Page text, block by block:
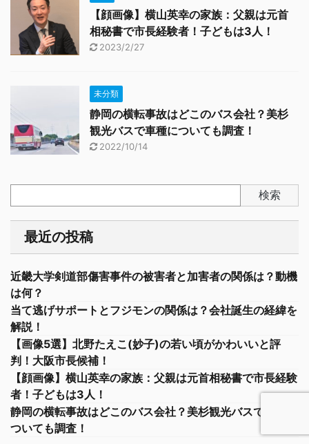
【顔画像】横山英幸の家族：父親は元首
相秘書で市長経験者！子どもは3人！
2023/2/27
未分類
静岡の横転事故はどこのバス会社？美杉
観光バスで車種についても調査！
2022/10/14
検索
最近の投稿
近畿大学剣道部傷害事件の被害者と加害者の関係は？動機
は何？
当て逃げサポートとフジモンの関係は？会社誕生の経緯を
解説！
【画像5選】北野たえこ(妙子)の若い頃がかわいいと評
判！大阪市長候補！
【顔画像】横山英幸の家族：父親は元首相秘書で市長経験
者！子どもは3人！
静岡の横転事故はどこのバス会社？美杉観光バスで車種に
ついても調査！